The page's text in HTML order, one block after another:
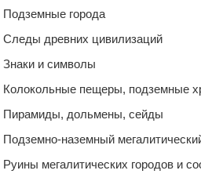
Подземные города
Следы древних цивилизаций
Знаки и символы
Колокольные пещеры, подземные
Пирамиды, дольмены, сейды
Подземно-наземный
Руины мегалитических городов и